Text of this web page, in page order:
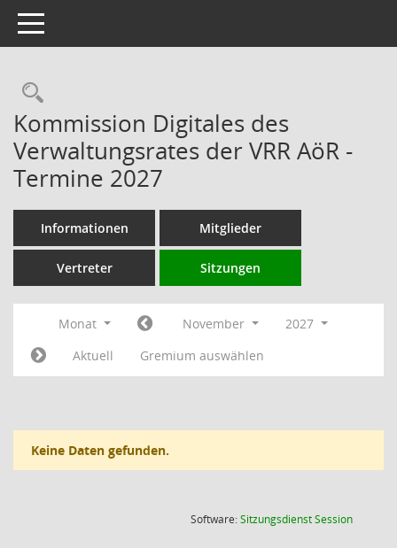
Toggle navigation
Rechercheauswahl
Kommission Digitales des
Verwaltungsrates der VRR AöR -
Termine 2027
Informationen Mitglieder
Vertreter Sitzungen
Monat November
2027
Aktuell
Gremium auswählen
Keine Daten gefunden.
Software:SitzungsdienstSession(Wird in